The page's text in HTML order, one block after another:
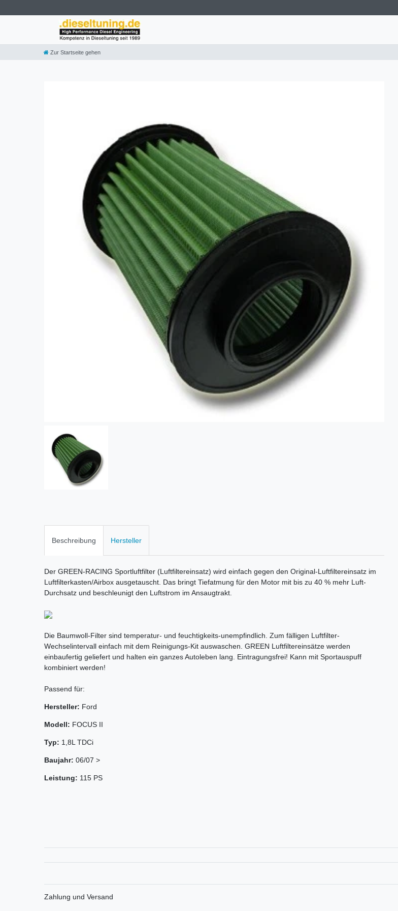
Zur Startseite gehen
Beschreibung Hersteller
Der GREEN-RACING Sportluftfilter (Luftfiltereinsatz) wird einfach gegen den Original-Luftfiltereinsatz im
Luftfilterkasten/Airbox ausgetauscht. Das bringt Tiefatmung für den Motor mit bis zu 40 % mehr Luft-
Durchsatz und beschleunigt den Luftstrom im Ansaugtrakt.
Die Baumwoll-Filter sind temperatur- und feuchtigkeits-unempfindlich. Zum fälligen Luftfilter-
Wechselintervall einfach mit dem Reinigungs-Kit auswaschen. GREEN Luftfiltereinsätze werden
einbaufertig geliefert und halten ein ganzes Autoleben lang. Eintragungsfrei! Kann mit Sportauspuff
kombiniert werden!
Passend für:
Hersteller: Ford
Modell: FOCUS II
Typ: 1,8L TDCi
Baujahr: 06/07 >
Leistung: 115 PS
Zahlung und Versand